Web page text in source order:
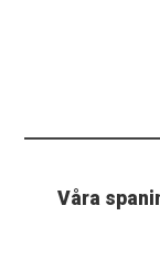
Våra